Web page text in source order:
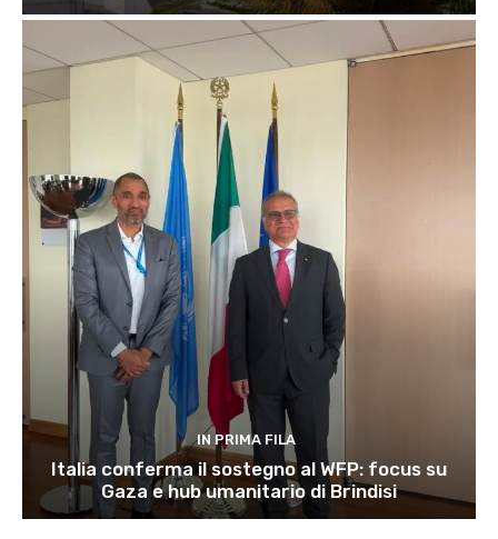
IN PRIMA FILA
Italia conferma il sostegno al WFP: focus su
Gaza e hub umanitario di Brindisi